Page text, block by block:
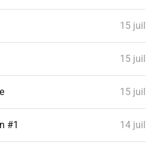
15 juil
15 juil
15 juil
#1 14 juil